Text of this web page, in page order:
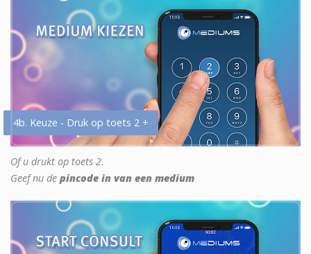
4b. Keuze - Druk op toets 2 +
Of u drukt op toets 2.
Geef nu de pincode in van een medium